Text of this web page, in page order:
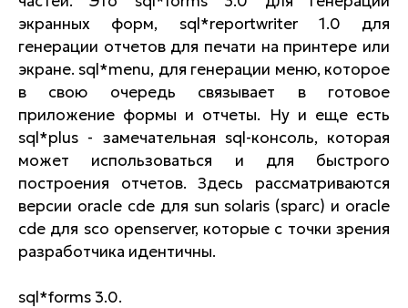
экранных форм, sql*reportwriter 1.0 для
генерации отчетов для печати на принтере или
экране. sql*menu, для генерации меню, которое
в свою очередь связывает в готовое
приложение формы и отчеты. Ну и еще есть
sql*plus - замечательная sql-консоль, которая
может использоваться и для быстрого
построения отчетов. Здесь рассматриваются
версии oracle cde для sun solaris (sparc) и oracle
cde для sco openserver, которые с точки зрения
разработчика идентичны.
sql*forms 3.0.